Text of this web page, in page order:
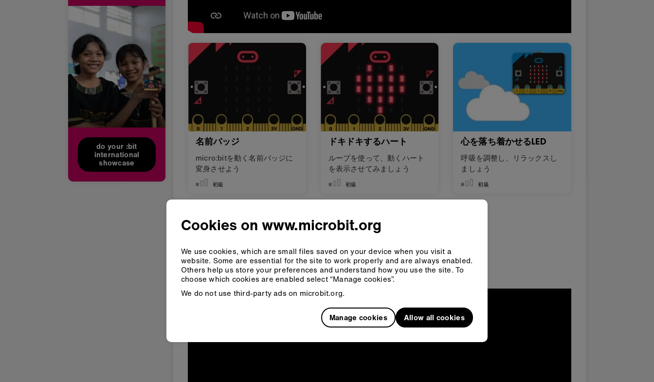
do your :bit
international
showcase
名前バッジ
micro:bitを動く名前バッジに
変身させよう
初級
ドキドキするハート
ループを使って、動くハート
を表示させてみましょう
初級
心を落ち着かせるLED
呼吸を調整し、リラックスし
ましょう
初級
ボタンはとても一般的な入力デバイスです。 micro:bitにはプログラムできるボタンが
2つとリセットボタンがあります。
Cookies on www.microbit.org
We use cookies, which are small files saved on your device when you visit a
website. Some are essential for the site to work properly and are always enabled.
Others help us store your preferences and understand how you use the site. To
choose which cookies are enabled select “Manage cookies”.
We do not use third-party ads on microbit.org.
Manage cookies Allow all cookies